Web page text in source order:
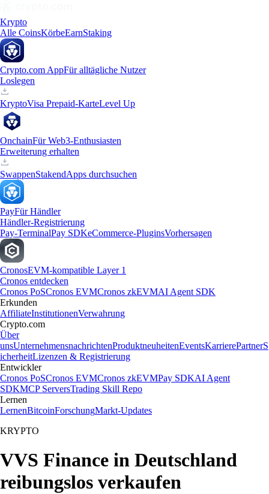
Krypto
Alle CoinsKörbeEarnStaking
Crypto.com AppFür alltägliche Nutzer
Loslegen
KryptoVisa Prepaid-KarteLevel Up
OnchainFür Web3-Enthusiasten
Erweiterung erhalten
SwappenStakendApps durchsuchen
PayFür Händler
Händler-Registrierung
Pay-TerminalPay SDKeCommerce-PluginsVorhersagen
CronosEVM-kompatible Layer 1
Cronos entdecken
Cronos PoSCronos EVMCronos zkEVMAI Agent SDK
Erkunden
AffiliateInstitutionenVerwahrung
Crypto.com
Über
unsUnternehmensnachrichtenProduktneuheitenEventsKarrierePartnerS
icherheitLizenzen & Registrierung
Entwickler
Cronos PoSCronos EVMCronos zkEVMPay SDKAI Agent
SDKMCP ServersTrading Skill Repo
Lernen
LernenBitcoinForschungMarkt-Updates
KRYPTO
VVS Finance in Deutschland
reibungslos verkaufen